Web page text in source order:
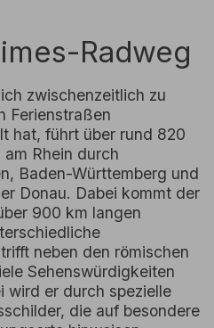
Radweg
zwischenzeitlich zu
Ferienstraßen
hat, führt über rund 820
Rhein durch
Baden-Württemberg und
Donau. Dabei kommt der
900 km langen
neben den römischen
Sehenswürdigkeiten
wird er durch spezielle
die auf besondere